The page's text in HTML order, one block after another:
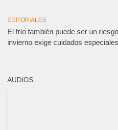
EDITORIALES
El frío también puede ser un
invierno exige cuidados
AUDIOS